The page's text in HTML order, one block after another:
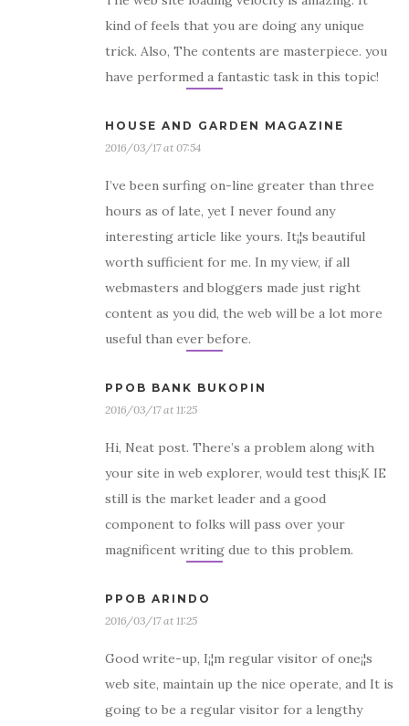
kind of feels that you are doing any unique
trick. Also, The contents are masterpiece. you
have performed a fantastic task in this topic!
HOUSE AND GARDEN MAGAZINE
2016/03/17 at 07:54
I’ve been surfing on-line greater than three
hours as of late, yet I never found any
interesting article like yours. It¡¦s beautiful
worth sufficient for me. In my view, if all
webmasters and bloggers made just right
content as you did, the web will be a lot more
useful than ever before.
PPOB BANK BUKOPIN
2016/03/17 at 11:25
Hi, Neat post. There’s a problem along with
your site in web explorer, would test this¡K IE
still is the market leader and a good
component to folks will pass over your
magnificent writing due to this problem.
PPOB ARINDO
2016/03/17 at 11:25
Good write-up, I¡¦m regular visitor of one¡¦s
web site, maintain up the nice operate, and It is
going to be a regular visitor for a lengthy